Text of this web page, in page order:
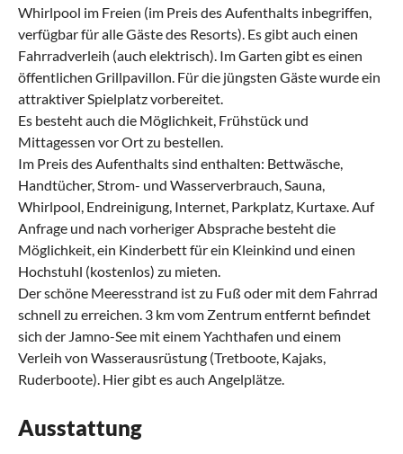
Whirlpool im Freien (im Preis des Aufenthalts inbegriffen,
verfügbar für alle Gäste des Resorts). Es gibt auch einen
Fahrradverleih (auch elektrisch). Im Garten gibt es einen
öffentlichen Grillpavillon. Für die jüngsten Gäste wurde ein
attraktiver Spielplatz vorbereitet.
Es besteht auch die Möglichkeit, Frühstück und
Mittagessen vor Ort zu bestellen.
Im Preis des Aufenthalts sind enthalten: Bettwäsche,
Handtücher, Strom- und Wasserverbrauch, Sauna,
Whirlpool, Endreinigung, Internet, Parkplatz, Kurtaxe. Auf
Anfrage und nach vorheriger Absprache besteht die
Möglichkeit, ein Kinderbett für ein Kleinkind und einen
Hochstuhl (kostenlos) zu mieten.
Der schöne Meeresstrand ist zu Fuß oder mit dem Fahrrad
schnell zu erreichen. 3 km vom Zentrum entfernt befindet
sich der Jamno-See mit einem Yachthafen und einem
Verleih von Wasserausrüstung (Tretboote, Kajaks,
Ruderboote). Hier gibt es auch Angelplätze.
Ausstattung